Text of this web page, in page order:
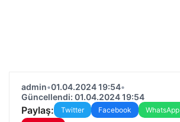
admin•01.04.2024 19:54•
Güncellendi: 01.04.2024 19:54
Paylaş: Twitter Facebook WhatsApp